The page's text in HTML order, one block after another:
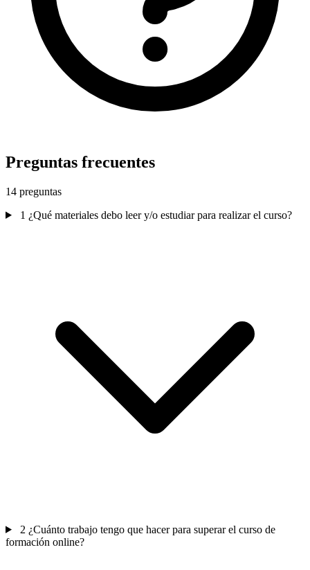
Preguntas frecuentes
14 preguntas
1 ¿Qué materiales debo leer y/o estudiar para realizar el curso?
2 ¿Cuánto trabajo tengo que hacer para superar el curso de
formación online?